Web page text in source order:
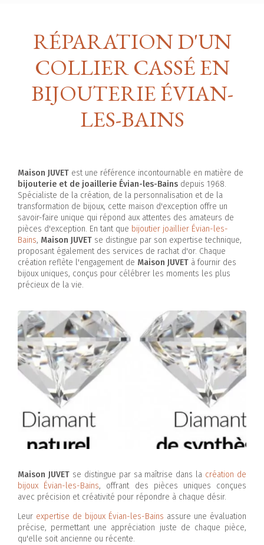
RÉPARATION D'UN
COLLIER CASSÉ EN
BIJOUTERIE ÉVIAN-
LES-BAINS
Maison JUVET est une référence incontournable en matière de
bijouterie et de joaillerie Évian-les-Bains depuis 1968.
Spécialiste de la création, de la personnalisation et de la
transformation de bijoux, cette maison d'exception offre un
savoir-faire unique qui répond aux attentes des amateurs de
pièces d'exception. En tant que bijoutier joaillier Évian-les-
Bains, Maison JUVET se distingue par son expertise technique,
proposant également des services de rachat d'or. Chaque
création reflète l'engagement de Maison JUVET à fournir des
bijoux uniques, conçus pour célébrer les moments les plus
précieux de la vie.
Maison JUVETse distingue par sa maîtrise dans la création de
bijoux Évian-les-Bains, offrant des pièces uniques conçues
avec précision et créativité pour répondre à chaque désir.
Leur expertise de bijoux Évian-les-Bains assure une évaluation
précise, permettant une appréciation juste de chaque pièce,
qu'elle soit ancienne ou récente.